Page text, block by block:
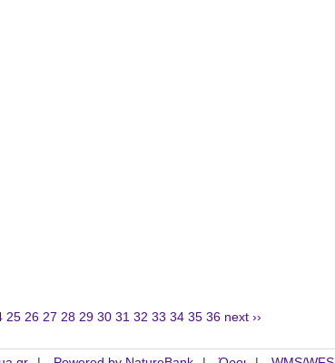
25 26 27 28 29 30 31 32 33 34 35 36 next ››